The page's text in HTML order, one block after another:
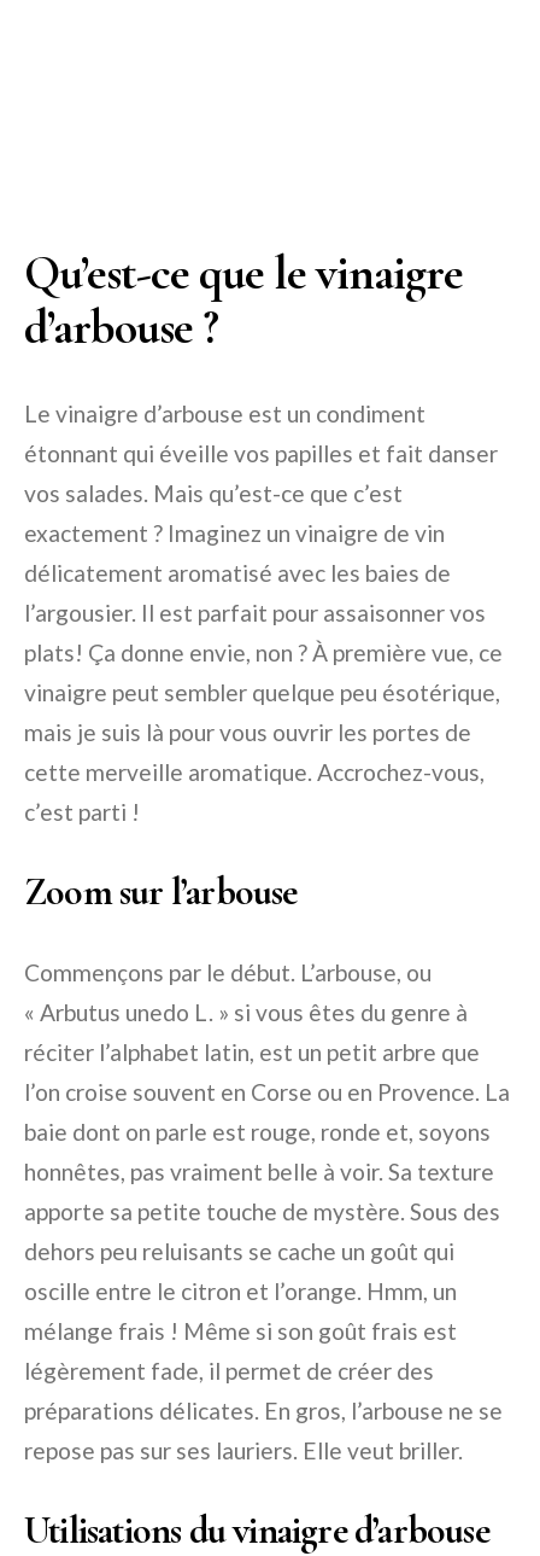
Qu’est-ce que le vinaigre
d’arbouse ?
Le vinaigre d’arbouse est un condiment
étonnant qui éveille vos papilles et fait danser
vos salades. Mais qu’est-ce que c’est
exactement ? Imaginez un vinaigre de vin
délicatement aromatisé avec les baies de
l’argousier. Il est parfait pour assaisonner vos
plats! Ça donne envie, non ? À première vue, ce
vinaigre peut sembler quelque peu ésotérique,
mais je suis là pour vous ouvrir les portes de
cette merveille aromatique. Accrochez-vous,
c’est parti !
Zoom sur l’arbouse
Commençons par le début. L’arbouse, ou
« Arbutus unedo L. » si vous êtes du genre à
réciter l’alphabet latin, est un petit arbre que
l’on croise souvent en Corse ou en Provence. La
baie dont on parle est rouge, ronde et, soyons
honnêtes, pas vraiment belle à voir. Sa texture
apporte sa petite touche de mystère. Sous des
dehors peu reluisants se cache un goût qui
oscille entre le citron et l’orange. Hmm, un
mélange frais ! Même si son goût frais est
légèrement fade, il permet de créer des
préparations délicates. En gros, l’arbouse ne se
repose pas sur ses lauriers. Elle veut briller.
Utilisations du vinaigre d’arbouse